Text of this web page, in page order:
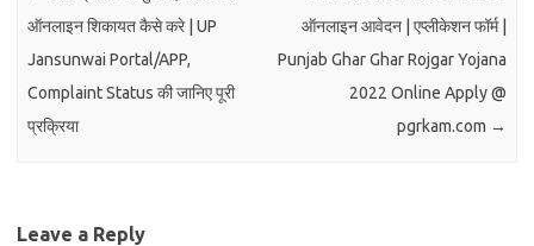
ऑनलाइन शिकायत कैसे करे | UP
Jansunwai Portal/APP,
Complaint Status की जानिए पूरी
प्रक्रिया
ऑनलाइन आवेदन | एप्लीकेशन फॉर्म |
Punjab Ghar Ghar Rojgar Yojana
2022 Online Apply @
pgrkam.com →
Leave a Reply